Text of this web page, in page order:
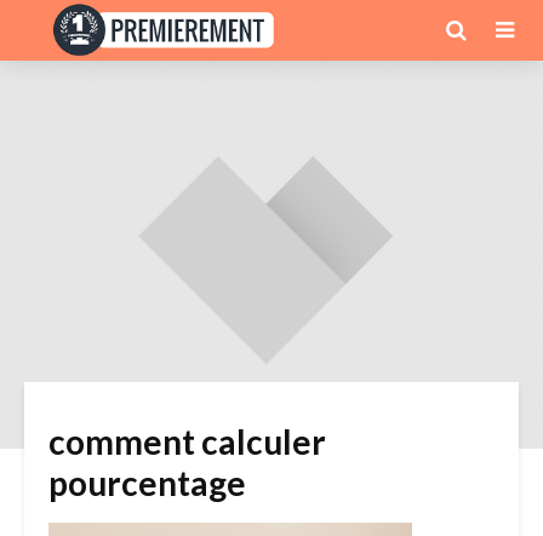
comment calculer
pourcentage